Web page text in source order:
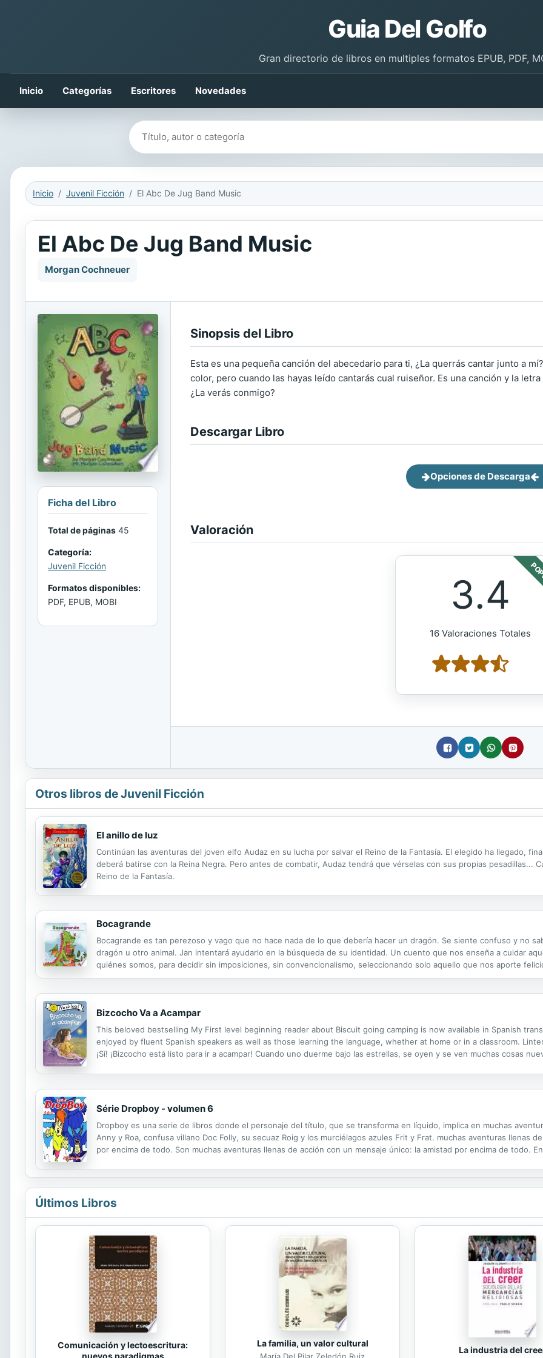
Guia Del Golfo
Gran directorio de libros en multiples formatos EPUB, PDF,
Inicio Categorías Escritores Novedades
Buscar libros
Inicio Juvenil Ficción El Abc De Jug Band Music
El Abc De Jug Band Music
Morgan Cochneuer
Ficha del Libro
Total de páginas 45
Categoría:
Juvenil Ficción
Formatos disponibles:
PDF, EPUB, MOBI
Sinopsis del Libro
Esta es una pequeña canción del abecedario para ti, ¿La querrás cantar junto a
color, pero cuando las hayas leído cantarás cual ruiseñor. Es una canción y la
¿La verás conmigo?
Descargar Libro
Opciones de Descarga
Valoración
3.4
16 Valoraciones Totales
Otros libros de Juvenil Ficción
El anillo de luz
Continúan las aventuras del joven elfo Audaz en su lucha por salvar el Reino de la Fantasía. El elegido ha llegado,
deberá batirse con la Reina Negra. Pero antes de combatir, Audaz tendrá que vérselas con sus propias pesadillas...
Reino de la Fantasía.
Bocagrande
Bocagrande es tan perezoso y vago que no hace nada de lo que debería hacer un dragón. Se siente confuso y no
dragón u otro animal. Jan intentará ayudarlo en la búsqueda de su identidad. Un cuento que nos enseña a cuidar
quiénes somos, para decidir sin imposiciones, sin convencionalismo, seleccionando solo aquello que nos aporte
Bizcocho Va a Acampar
This beloved bestselling My First level beginning reader about Biscuit going camping is now available in Spanish
enjoyed by fluent Spanish speakers as well as those learning the language, whether at home or in a classroom.
¡Sí! ¡Bizcocho está listo para ir a acampar! Cuando uno duerme bajo las estrellas, se oyen y se ven muchas cosas
Série Dropboy - volumen 6
Dropboy es una serie de libros donde el personaje del título, que se transforma en líquido, implica en muchas
Anny y Roa, confusa villano Doc Folly, su secuaz Roig y los murciélagos azules Frit y Frat. muchas aventuras llenas
por encima de todo. Son muchas aventuras llenas de acción con un mensaje único: la amistad por encima de todo.
Últimos Libros
Comunicación y lectoescritura:
La familia, un valor cultural
La industria del